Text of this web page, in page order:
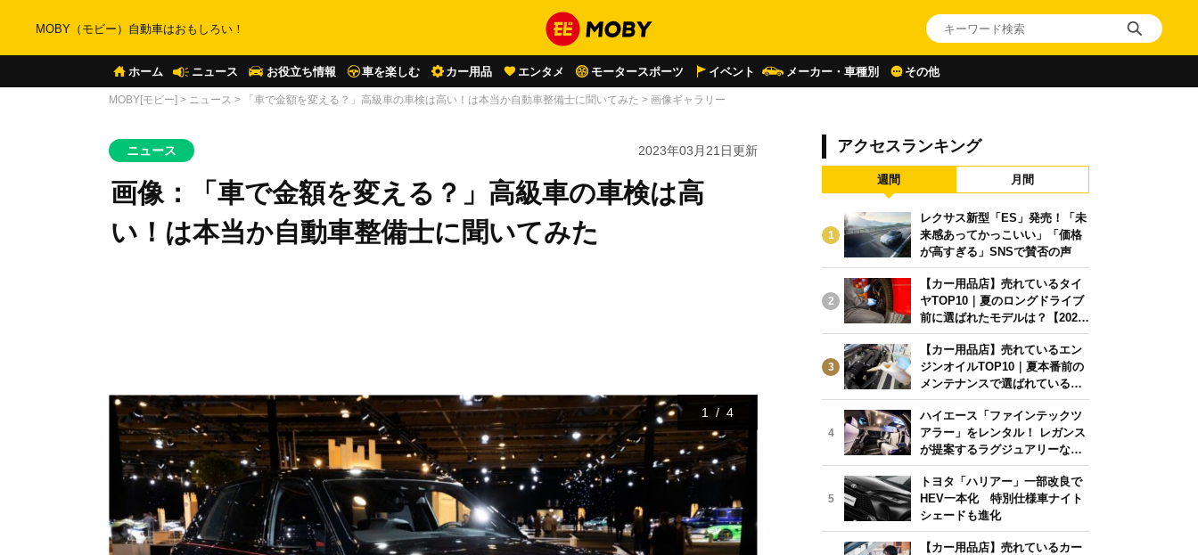
MOBY（モビー）自動車はおもしろい！
ホーム ニュース お役立ち情報 車を楽しむ カー用品 エンタメ モータースポーツ イベント メーカー・車種別 その他
MOBY[モビー] > ニュース > 「車で金額を変える？」高級車の車検は高い！は本当か自動車整備士に聞いてみた > 画像ギャラリー
ニュース 2023年03月21日更新
画像：「車で金額を変える？」高級車の車検は高
い！は本当か自動車整備士に聞いてみた
1 / 4
アクセスランキング
週間 月間
1
レクサス新型「ES」発売！「未
来感あってかっこいい」「価格
が高すぎる」SNSで賛否の声
2
【カー用品店】売れているタイ
ヤTOP10｜夏のロングドライブ
前に選ばれたモデルは？【2026
年6月版】
3
【カー用品店】売れているエン
ジンオイルTOP10｜夏本番前の
メンテナンスで選ばれている人
気モデルは？【2026年6月版】
4
ハイエース「ファインテックツ
アラー」をレンタル！ レガンス
が提案するラグジュアリーな移
動体験
5
トヨタ「ハリアー」一部改良で
HEV一本化 特別仕様車ナイト
シェードも進化
【カー用品店】売れているカー